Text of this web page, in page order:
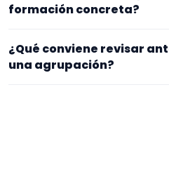
exacto, horarios y posibles
formación concreta?
demasiado específico,
para abrir la búsqueda.
¿Qué conviene revisar
una agrupación?